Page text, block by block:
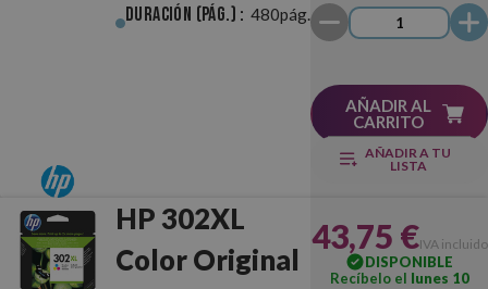
Duración (pág.) : 480pág.
AÑADIR AL
CARRITO
AÑADIR A TU
LISTA
HP 302XL
Color Original
43,75 €IVA incluido
DISPONIBLE
Recíbelo el lunes 10